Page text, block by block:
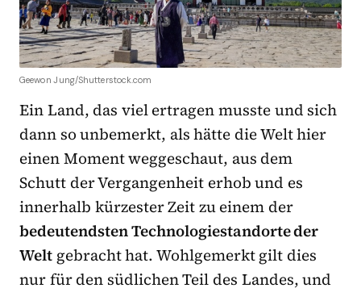
Geewon Jung/Shutterstock.com
Ein Land, das viel ertragen musste und sich
dann so unbemerkt, als hätte die Welt hier
einen Moment weggeschaut, aus dem
Schutt der Vergangenheit erhob und es
innerhalb kürzester Zeit zu einem der
bedeutendsten Technologiestandorte der
Welt gebracht hat. Wohlgemerkt gilt dies
nur für den südlichen Teil des Landes, und